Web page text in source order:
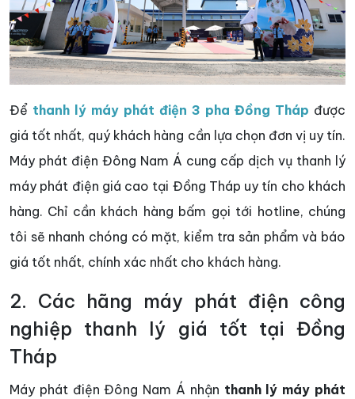
Để thanh lý máy phát điện 3 pha Đồng Tháp được
giá tốt nhất, quý khách hàng cần lựa chọn đơn vị uy tín.
Máy phát điện Đông Nam Á cung cấp dịch vụ thanh lý
máy phát điện giá cao tại Đồng Tháp uy tín cho khách
hàng. Chỉ cần khách hàng bấm gọi tới hotline, chúng
tôi sẽ nhanh chóng có mặt, kiểm tra sản phẩm và báo
giá tốt nhất, chính xác nhất cho khách hàng.
2. Các hãng máy phát điện công
nghiệp thanh lý giá tốt tại Đồng
Tháp
Máy phát điện Đông Nam Á nhận thanh lý máy phát